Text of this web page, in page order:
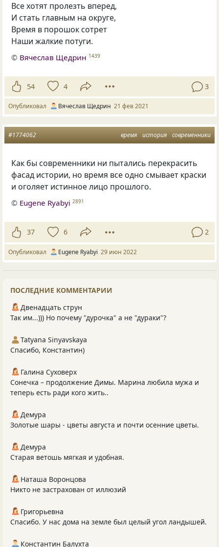
Все хотят пролезть вперед,
И стать главным на округе,
Время в порошок сотрет
Наши жалкие потуги.
© Вячеслав Щедрин 1439
54 4 3
Опубликовал Вячеслав Щедрин 21 фев 2021
время история современники
#1774062
Как бы современники ни пытались перекрасить
фасад истории, но время все одно смывает краски
и оголяет истинное лицо прошлого.
© Eugene Ryabyi 2891
37 6 2
Опубликовал Eugene Ryabyi 29 июн 2022
ПОСЛЕДНИЕ КОММЕНТАРИИ
Двенадцать струн
Так им...))) Но почему "дурочка" а не "дураки"?
Tatyana Sinyavskaya
Спасибо, Константин)
Галина Суховерх
Сонечка – продолжение Димы. Марина любила мужа и
теперь есть ради кого жить..
Демура
Золотые шары - цветы августа и почти осенние цветы.
Демура
Старая ветошь мягкая и удобная.
Наташа Воронцова
Никто не застрахован от иллюзий
Григорьевна
Спасибо. У нас дома на земле был целый угол ландышей.
Константин Балухта